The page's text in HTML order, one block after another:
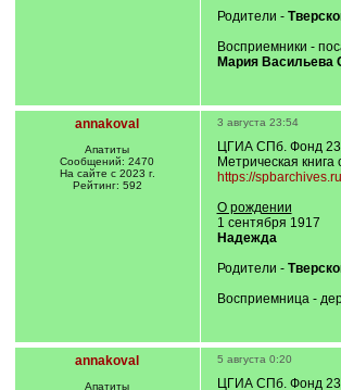
Родители -
Восприемники -
Мария Васильева
annakoval
Апатиты
Сообщений: 2470
На сайте с 2023 г.
Рейтинг: 592
3 августа 23:54
ЦГИА СПб. Фонд
Метрическая
https://
О рождении
1 сентября 1917
Надежда
Родители -
Восприемница -
annakoval
Апатиты
5 августа 0:20
ЦГИА СПб. Фонд